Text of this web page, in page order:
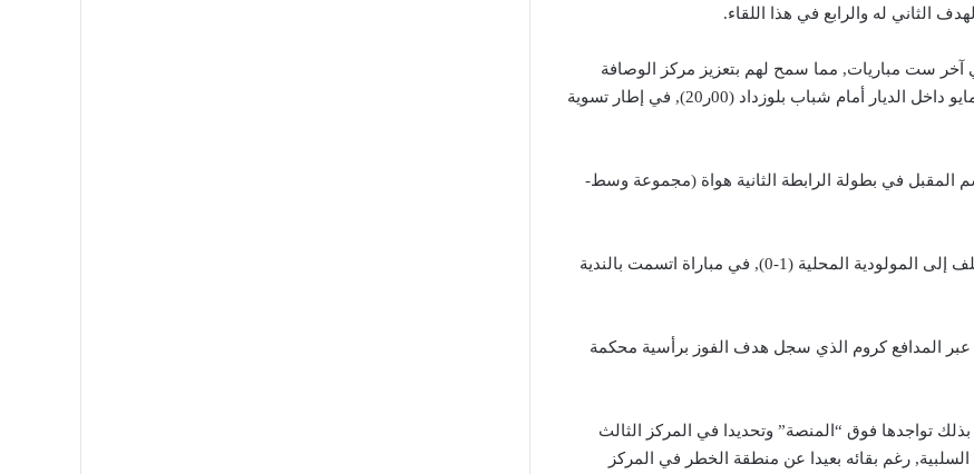
آخر ست مباريات, مما سمح لهم بتعزيز مركز الوصافة
برصيد 50 نقطة, مع مباراة متأخرة مبرمجة يوم الثلاثاء 12 مايو داخل الديار أمام شباب بلوزداد (00ر20), في إطار تسوية
المقبل في بطولة الرابطة الثانية هواة (مجموعة وسط-
وفي غرب البلاد, عاد “داربي” مولودية وهران وأولمبي الشلف إلى المولودية المحلية (1-0), في مباراة اتسمت بالندية
المدافع كروم الذي سجل هدف الفوز برأسية محكمة
بذلك تواجدها فوق “المنصة” وتحديدا في المركز الثالث
السلبية, رغم بقائه بعيدا عن منطقة الخطر في المركز